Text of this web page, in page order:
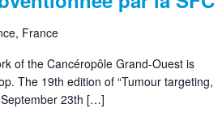
France
of the Cancéropôle Grand-Ouest is
The 19th edition of “Tumour targeting,
September 23th […]